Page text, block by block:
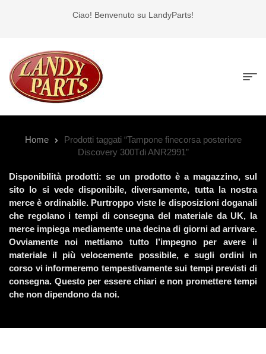
Ciao! Benvenuto su LandyParts!
Home
Prodotti taggati “Tampone finecorsa posteriore
Discovery 300Tdi ANR2991”
Disponibilità prodotti: se un prodotto è a magazzino, sul
sito lo si vede disponibile, diversamente, tutta la nostra
merce è ordinabile. Purtroppo viste le disposizioni doganali
che regolano i tempi di consegna del materiale da UK, la
merce impiega mediamente una decina di giorni ad arrivare.
Ovviamente noi mettiamo tutto l’impegno per avere il
materiale il più velocemente possibile, e sugli ordini in
corso vi informeremo tempestivamente sui tempi previsti di
consegna. Questo per essere chiari e non promettere tempi
che non dipendono da noi.